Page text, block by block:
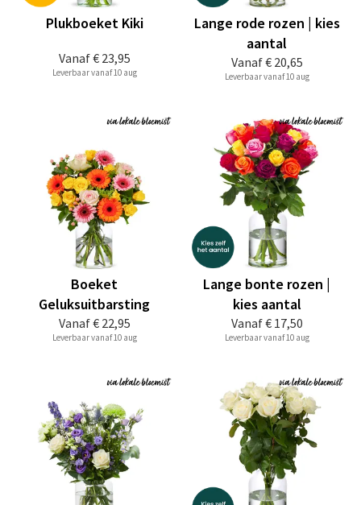
Vanaf€ 23,95
Plukboeket Kiki
Leverbaar vanaf 10 aug
Vanaf€ 20,65
Lange rode rozen | kies
aantal
Leverbaar vanaf 10 aug
Vanaf€ 22,95
Boeket
Geluksuitbarsting
Leverbaar vanaf 10 aug
Vanaf€ 17,50
Lange bonte rozen |
kies aantal
Leverbaar vanaf 10 aug